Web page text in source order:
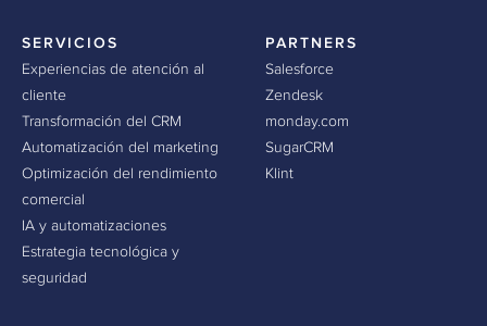
SERVICIOS
Experiencias de atención al
cliente
Transformación del CRM
Automatización del marketing
Optimización del rendimiento
comercial
IA y automatizaciones
Estrategia tecnológica y
seguridad
PARTNERS
Salesforce
Zendesk
monday.com
SugarCRM
Klint